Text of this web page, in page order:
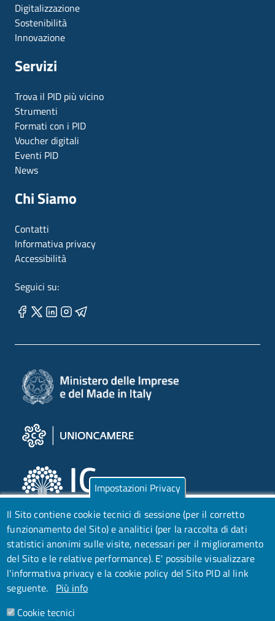
Digitalizzazione
Sostenibilità
Innovazione
Servizi
Trova il PID più vicino
Strumenti
Formati con i PID
Voucher digitali
Eventi PID
News
Chi Siamo
Contatti
Informativa privacy
Accessibilità
Seguici su:
Impostazioni Privacy
Il Sito contiene cookie tecnici di sessione (per il corretto
funzionamento del Sito) e analitici (per la raccolta di dati
statistici anonimi sulle visite, necessari per il miglioramento
del Sito e le relative performance). E' possibile visualizzare
l'informativa privacy e la cookie policy del Sito PID al link
seguente. Più info
Cookie tecnici